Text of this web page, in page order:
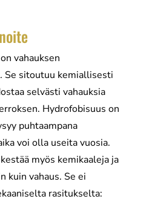
vahauksen
Se sitoutuu kemiallisesti
selvästi vahauksia
Hydrofobisuus on
puhtaampana
voi olla useita vuosia.
myös kemikaaleja ja
kuin vahaus. Se ei
rasitukselta: